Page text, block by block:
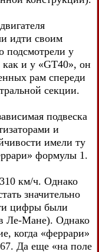
идти своим
подсмотрели у
как и у «GT40», он
рам спереди
секции.
подвеска
и
имели ту
формулы 1.
км/ч. Однако
значительно
цифры были
Ле-Мане). Однако
когда «феррари»
Да еще «на поле